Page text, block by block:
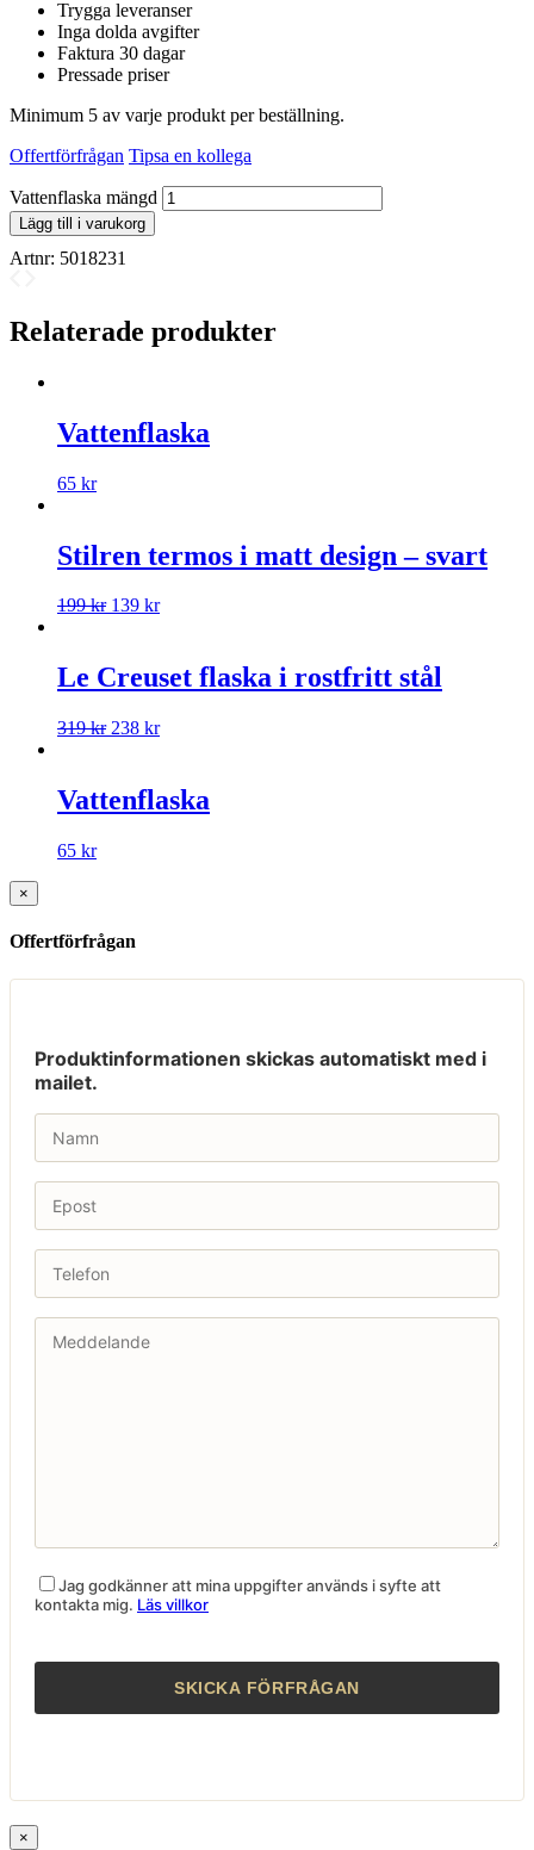
Trygga leveranser
Inga dolda avgifter
Faktura 30 dagar
Pressade priser
Minimum 5 av varje produkt per beställning.
Offertförfrågan Tipsa en kollega
Vattenflaska mängd
Lägg till i varukorg
Artnr: 5018231
Relaterade produkter
Vattenflaska
65 kr
Stilren termos i matt design – svart
199kr 139 kr
Le Creuset flaska i rostfritt stål
319kr 238 kr
Vattenflaska
65 kr
×
Offertförfrågan
Produktinformationen skickas automatiskt med i
mailet.
Jag godkänner att mina uppgifter används i syfte att
kontakta mig. Läs villkor
×